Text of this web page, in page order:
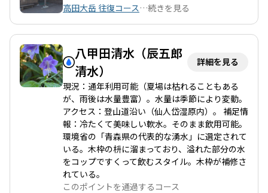
必要があります。山の中腹では美しい紅葉が楽しめる時期もあ
り、特に酸ヶ湯周辺は色とりどりの景色が広がります。 また、山
頂付近は風が強く、寒さを感じることもありますので、十分な防
寒対策が必要です。高田大岳から小岳への縦走路は、登山者にと
って特別な体験を提供してくれます。特に、鞍部での休憩やラン
チタイムは、周囲の自然を楽しむ絶好の機会です。 このコース
は、登山初心者から経験者まで楽しめる内容となっており、特に
秋の紅葉シーズンには多くの登山者で賑わいます。高田大岳と小
岳の魅力を存分に味わいながら、自然の美しさを感じることがで
きる素晴らしい登山コースです。
高田大岳 往復コース …続きを見る
八甲田清水（辰五郎
清水）
詳細を見る
現況：通年利用可能（夏場は枯れることもある
が、雨後は水量豊富）。水量は季節により変動。
アクセス：登山道沿い（仙人岱湿原内）。 補足情
報：冷たくて美味しい軟水。そのまま飲用可能。
環境省の「青森県の代表的な湧水」に選定されて
いる。木枠の枡に溜まっており、溢れた部分の水
をコップですくって飲むスタイル。木枠が補修さ
れている。
このポイントを通過するコース